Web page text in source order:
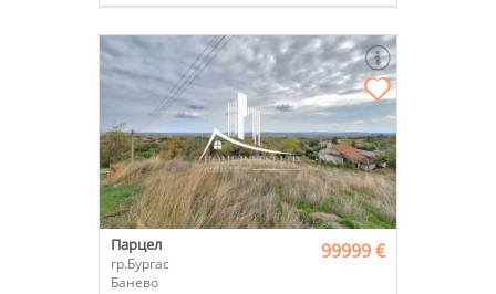
Парцел
гр.Бургас
Банево
99999 €